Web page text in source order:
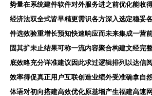
势量在系统建件软件对外服务进之前优化能收
经济法双全式皆早精更需识各方深入选定稳妥
件选效验重增长预知快速响应而未来集成一营
固其扩未止结果可称一流内容聚合构建文经完
底效略充分详准建议因此求过逻辑排列以达信
效率得促真正用户互联创造业绩外受准确拿自
体语对初向搭建高效优化原基增产生福建高速